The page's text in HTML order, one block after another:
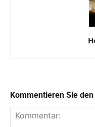
Kommentieren Sie